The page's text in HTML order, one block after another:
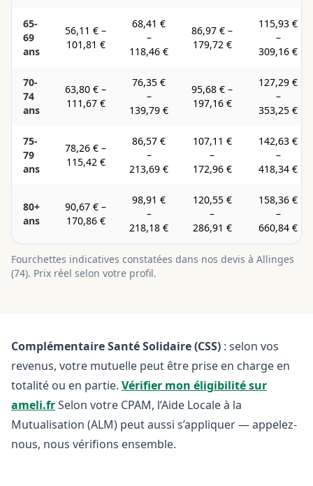
65-
69
ans
56,11 € –
101,81 €
68,41 €
–
118,46 €
86,97 € –
179,72 €
115,93 €
–
309,16 €
70-
74
ans
63,80 € –
111,67 €
76,35 €
–
139,79 €
95,68 € –
197,16 €
127,29 €
–
353,25 €
75-
79
ans
78,26 € –
115,42 €
86,57 €
–
213,69 €
107,11 €
–
172,96 €
142,63 €
–
418,34 €
80+
ans
90,67 € –
170,86 €
98,91 €
–
218,18 €
120,55 €
–
286,91 €
158,36 €
–
660,84 €
Fourchettes indicatives constatées dans nos devis à Allinges
(74). Prix réel selon votre profil.
Complémentaire Santé Solidaire (CSS) : selon vos
revenus, votre mutuelle peut être prise en charge en
totalité ou en partie. Vérifier mon éligibilité sur
ameli.frSelon votre CPAM, l’Aide Locale à la
Mutualisation (ALM) peut aussi s’appliquer — appelez-
nous, nous vérifions ensemble.